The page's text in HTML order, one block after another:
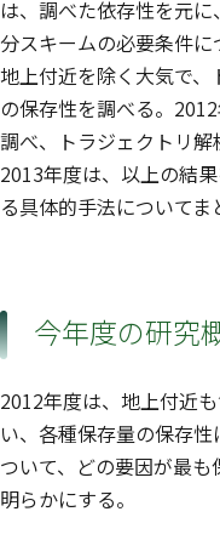
は、調べた依存性を元
分スキームの必要条件に
地上付近を除く大気で
の保存性を調べる。
調べ、トラジェクトリ解
2013年度は、以上の結
る具体的手法についてま
今年度の研究
2012年度は、地上付近
い、各種保存量の保存
ついて、どの要因が最
明らかにする。